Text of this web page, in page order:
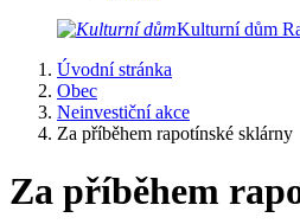
Kulturní dům
Úvodní stránka
Obec
Neinvestiční akce
Za příběhem rapotínské sklárny
Za příběhem